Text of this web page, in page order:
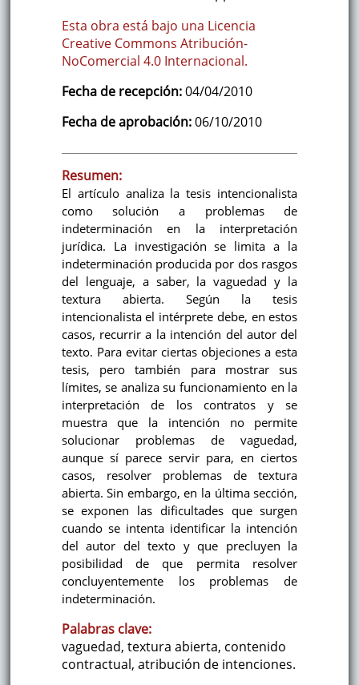
Esta obra está bajo una Licencia
Creative Commons Atribución-
NoComercial 4.0 Internacional.
Fecha de recepción:04/04/2010
Fecha de aprobación:06/10/2010
Resumen:
El artículo analiza la tesis intencionalista
como solución a problemas de
indeterminación en la interpretación
jurídica. La investigación se limita a la
indeterminación producida por dos rasgos
del lenguaje, a saber, la vaguedad y la
textura abierta. Según la tesis
intencionalista el intérprete debe, en estos
casos, recurrir a la intención del autor del
texto. Para evitar ciertas objeciones a esta
tesis, pero también para mostrar sus
límites, se analiza su funcionamiento en la
interpretación de los contratos y se
muestra que la intención no permite
solucionar problemas de vaguedad,
aunque sí parece servir para, en ciertos
casos, resolver problemas de textura
abierta. Sin embargo, en la última sección,
se exponen las dificultades que surgen
cuando se intenta identificar la intención
del autor del texto y que precluyen la
posibilidad de que permita resolver
concluyentemente los problemas de
indeterminación.
Palabras clave:
vaguedad, textura abierta, contenido
contractual, atribución de intenciones.